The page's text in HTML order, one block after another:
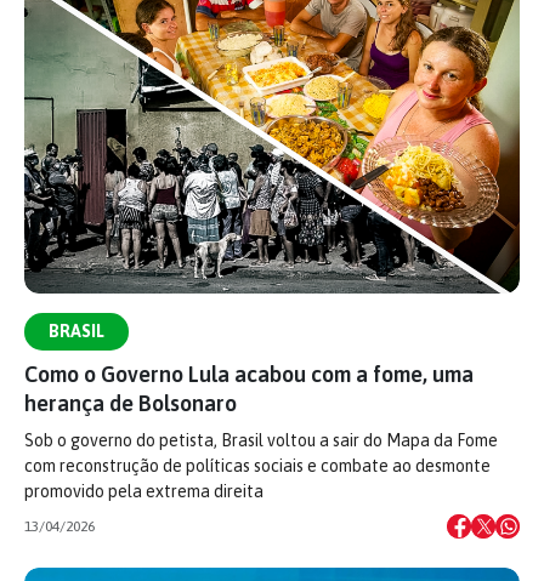
BRASIL
Como o Governo Lula acabou com a fome, uma
herança de Bolsonaro
Sob o governo do petista, Brasil voltou a sair do Mapa da Fome
com reconstrução de políticas sociais e combate ao desmonte
promovido pela extrema direita
13/04/2026